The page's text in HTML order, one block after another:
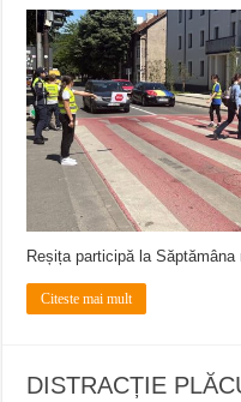
Reșița participă la
Citeste mai mult
DISTRACȚIE